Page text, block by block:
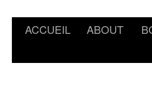
ACCUEIL ABOUT